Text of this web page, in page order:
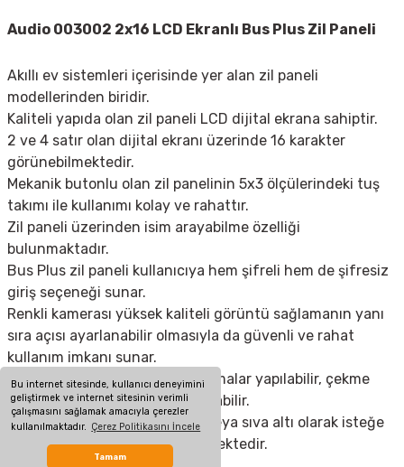
Bu internet sitesinde, kullanıcı deneyimini
geliştirmek ve internet sitesinin verimli
çalışmasını sağlamak amacıyla çerezler
kullanılmaktadır. Çerez Politikasını İncele
Tamam
Audio 003002 2x16 LCD Ekranlı Bus Plus Zil Paneli
Akıllı ev sistemleri içerisinde yer alan zil paneli
modellerinden biridir.
Kaliteli yapıda olan zil paneli LCD dijital ekrana sahiptir.
2 ve 4 satır olan dijital ekranı üzerinde 16 karakter
görünebilmektedir.
Mekanik butonlu olan zil panelinin 5x3 ölçülerindeki tuş
takımı ile kullanımı kolay ve rahattır.
Zil paneli üzerinden isim arayabilme özelliği
bulunmaktadır.
Bus Plus zil paneli kullanıcıya hem şifreli hem de şifresiz
giriş seçeneği sunar.
Renkli kamerası yüksek kaliteli görüntü sağlamanın yanı
sıra açısı ayarlanabilir olmasıyla da güvenli ve rahat
kullanım imkanı sunar.
Kapı otomatiği üzerinde ayarlamalar yapılabilir, çekme
süresi istenilen şekilde ayarlanabilir.
Montaj işlemleri ise sıva üstü veya sıva altı olarak isteğe
bağlı şekilde gerçekleştirilebilmektedir.